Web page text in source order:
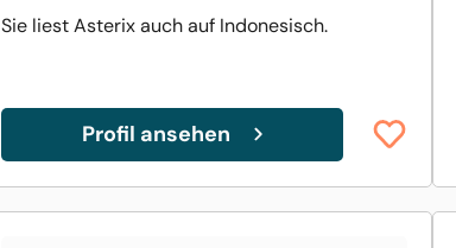
Sie liest Asterix auch auf Indonesisch.
Profil ansehen